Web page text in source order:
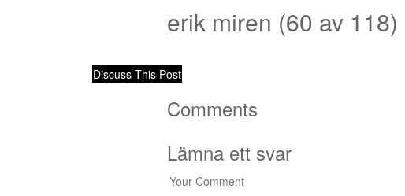
erik miren (60 av 118)
Discuss This Post
Comments
Lämna ett svar